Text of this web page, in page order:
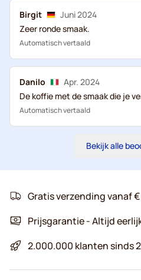
Birgit
Juni 2024
Zeer ronde smaak.
Automatisch vertaald
Danilo
Apr. 2024
De koffie met de smaak die je
Automatisch vertaald
Bekijk alle
Gratis verzending vanaf
Prijsgarantie - Altijd
2.000.000 klanten sinds